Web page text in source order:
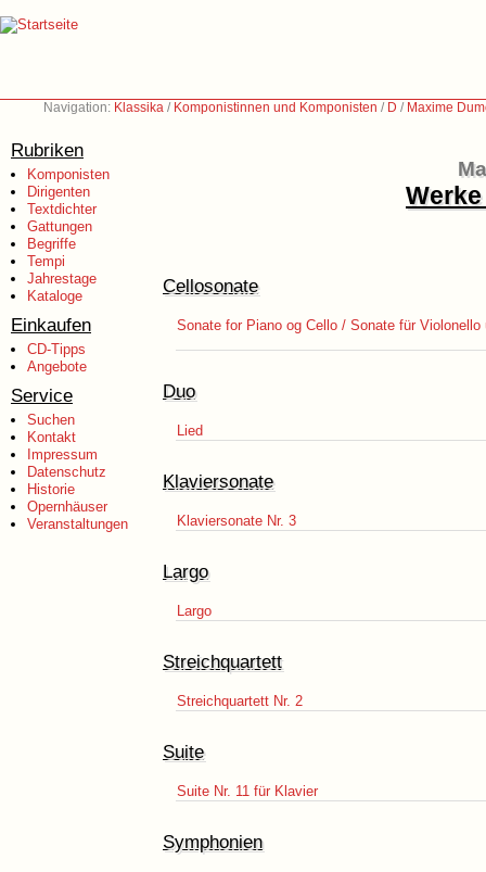
Navigation: Klassika / Komponistinnen und Komponisten / D / Maxime
Rubriken
Komponisten
Dirigenten
Textdichter
Gattungen
Begriffe
Tempi
Jahrestage
Kataloge
Einkaufen
CD-Tipps
Angebote
Service
Suchen
Kontakt
Impressum
Datenschutz
Historie
Opernhäuser
Veranstaltungen
Cellosonate
Sonate for Piano og Cello / Sonate für Violonello
Duo
Lied
Klaviersonate
Klaviersonate Nr. 3
Largo
Largo
Streichquartett
Streichquartett Nr. 2
Suite
Suite Nr. 11 für Klavier
Symphonien